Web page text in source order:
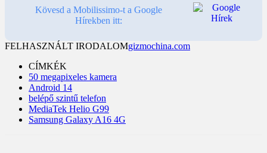
Kövesd a Mobilissimo-t a Google
Hírekben itt:
FELHASZNÁLT IRODALOMgizmochina.com
CÍMKÉK
50 megapixeles kamera
Android 14
belépő szintű telefon
MediaTek Helio G99
Samsung Galaxy A16 4G